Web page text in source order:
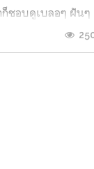
ก็ชอบดูเบลอๆ ฝันๆ
นี้เพราะ พลอย
ดูมาเมื่อวานซืน